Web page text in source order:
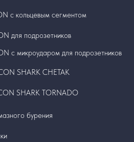
с кольцевым сегментом
SHARK СНЕТАК
SHARK TORNADO
бурения
для подрозетников
с микроударом для подрозетников